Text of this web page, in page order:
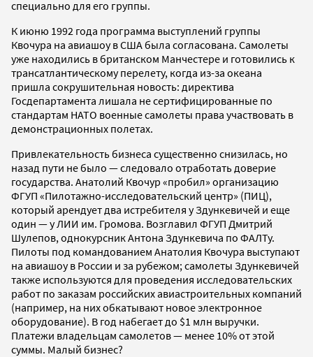
специально для его группы.
К июню 1992 года программа выступлений группы
Квочура на авиашоу в США была согласована. Самолеты
уже находились в британском Манчестере и готовились к
трансатлантическому перелету, когда из-за океана
пришла сокрушительная новость: директива
Госдепартамента лишала не сертифицированные по
стандартам НАТО военные самолеты права участвовать в
демонстрационных полетах.
Привлекательность бизнеса существенно снизилась, но
назад пути не было — следовало отработать доверие
государства. Анатолий Квочур «пробил» организацию
ФГУП «Пилотажно-исследовательский центр» (ПИЦ),
который арендует два истребителя у Здункевичей и еще
один — у ЛИИ им. Громова. Возглавил ФГУП Дмитрий
Шулепов, однокурсник Антона Здункевича по ФАЛТу.
Пилоты под командованием Анатолия Квочура выступают
на авиашоу в России и за рубежом; самолеты Здункевичей
также используются для проведения исследовательских
работ по заказам российских авиастроительных компаний
(например, на них обкатывают новое электронное
оборудование). В год набегает до $1 млн выручки.
Платежи владельцам самолетов — менее 10% от этой
суммы. Малый бизнес?